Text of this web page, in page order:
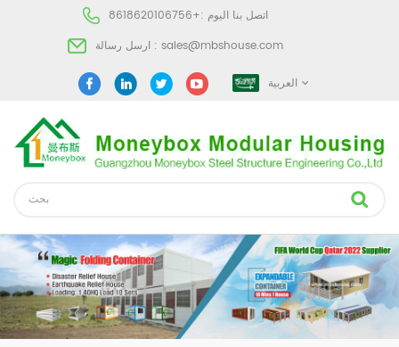
اتصل بنا اليوم :+8618620106756
ارسل رسالة : sales@mbshouse.com
العربية